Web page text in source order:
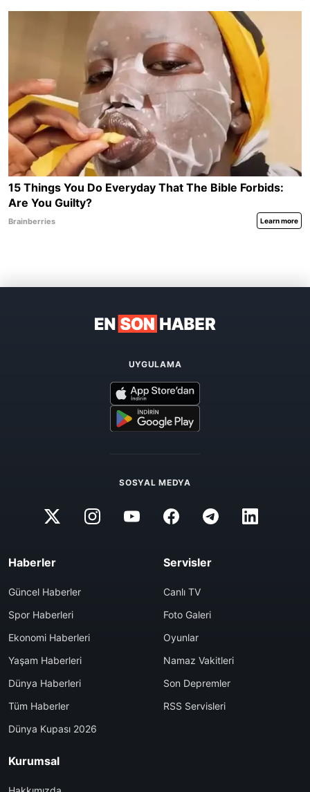
UYGULAMA
SOSYAL MEDYA
Haberler
Güncel Haberler
Spor Haberleri
Ekonomi Haberleri
Yaşam Haberleri
Dünya Haberleri
Tüm Haberler
Dünya Kupası 2026
Servisler
Canlı TV
Foto Galeri
Oyunlar
Namaz Vakitleri
Son Depremler
RSS Servisleri
Kurumsal